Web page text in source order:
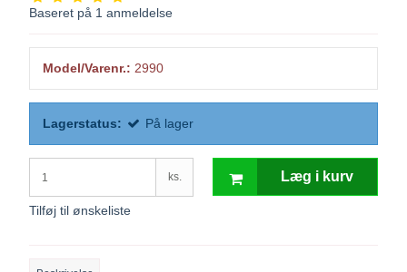
Baseret på 1 anmeldelse
Model/Varenr.: 2990
Lagerstatus: På lager
ks. Læg i kurv
Tilføj til ønskeliste